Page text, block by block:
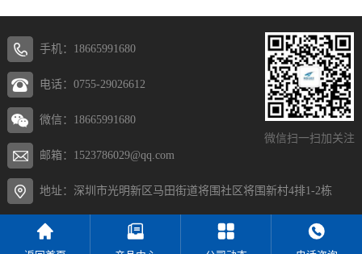
微信扫一扫加关注
手机：18665991680
电话：0755-29026612
微信：18665991680
邮箱：1523786029@qq.com
地址：深圳市光明新区马田街道将围社区将围新村4排1-2栋